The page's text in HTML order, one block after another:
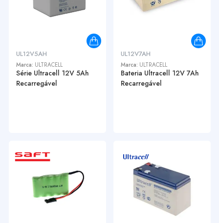
UL12V5AH
Marca: ULTRACELL
Série Ultracell 12V 5Ah
Recarregável
UL12V7AH
Marca: ULTRACELL
Bateria Ultracell 12V 7Ah
Recarregável